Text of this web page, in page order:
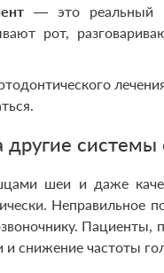
— это реальный
рот,
другие системы
шеи и даже
Неправильное
Пациенты,
снижение частоты